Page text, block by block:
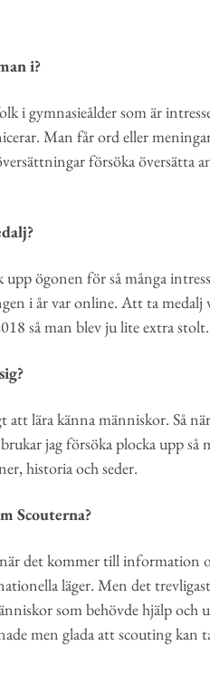
i?
gymnasieålder som är
Man får ord eller
försöka översätta
ögonen för så många
i år var online. Att ta medalj
så man blev ju lite extra stolt.
lära känna människor. Så
jag försöka plocka upp så
historia och seder.
Scouterna?
det kommer till information
läger. Men det
som behövde hjälp och
men glada att scouting kan